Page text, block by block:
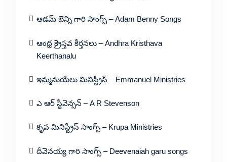
ఆడమ్ బెన్ని గారి సాంగ్స్ – Adam Benny Songs
ఆంధ్ర క్రైస్తవ కీర్తనలు – Andhra Kristhava
Keerthanalu
ఇమ్మనుయేలు మినిస్ట్రీస్ – Emmanuel Ministries
ఎ ఆర్ స్టీవెన్సన్ – A R Stevenson
కృప మినిస్ట్రీస్ సాంగ్స్ – Krupa Ministries
దీవెనయ్య గారి సాంగ్స్ – Deevenaiah garu songs